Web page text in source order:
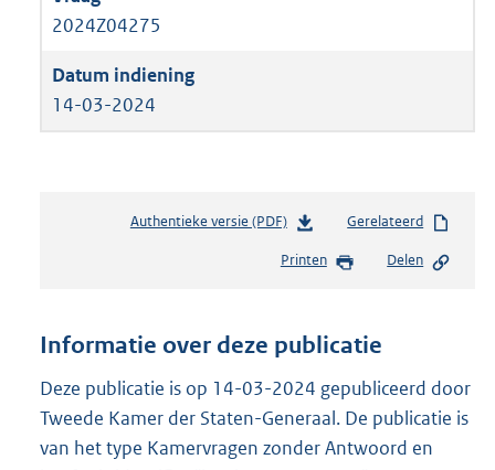
2024Z04275
14-03-2024
Authentieke versie (PDF)b
s
n
s
r
o
Gerelateerd
Printen Delen
Informatie over deze publicatie
Deze publicatie is op 14-03-2024 gepubliceerd door
Tweede Kamer der Staten-Generaal. De publicatie is
van het type Kamervragen zonder Antwoord en